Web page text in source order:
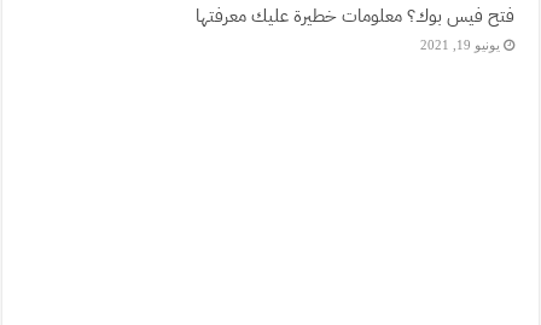
فتح فيس بوك؟ معلومات خطيرة عليك معرفتها
يونيو 19, 2021